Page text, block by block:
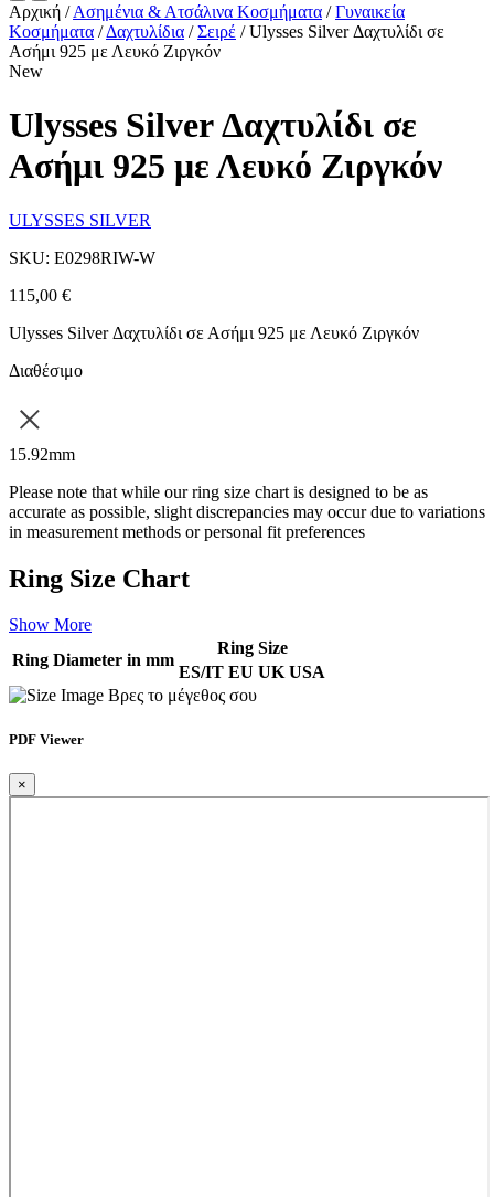
Αρχική /Ασημένια & Ατσάλινα Κοσμήματα /Γυναικεία
Κοσμήματα /Δαχτυλίδια /Σειρέ /Ulysses Silver Δαχτυλίδι σε
Ασήμι 925 με Λευκό Ζιργκόν
New
Ulysses Silver Δαχτυλίδι σε
Ασήμι 925 με Λευκό Ζιργκόν
ULYSSES SILVER
SKU: E0298RIW-W
115,00 €
Ulysses Silver Δαχτυλίδι σε Ασήμι 925 με Λευκό Ζιργκόν
Διαθέσιμο
15.92mm
Please note that while our ring size chart is designed to be as
accurate as possible, slight discrepancies may occur due to variations
in measurement methods or personal fit preferences
Ring Size Chart
Show More
Ring Diameter in mm
Ring Size
ES/IT EU UK USA
Βρες το μέγεθος σου
PDF Viewer
×